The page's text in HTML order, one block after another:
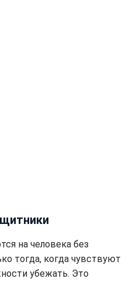
на человека без
тогда, когда чувствуют
убежать. Это